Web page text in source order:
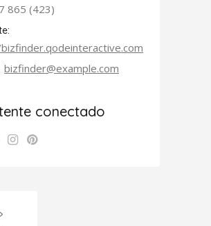
865 (423)
bizfinder@example.com
conectado